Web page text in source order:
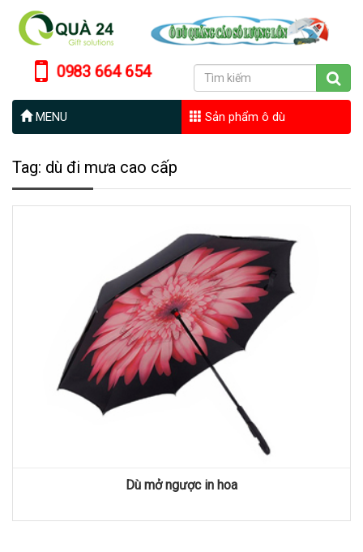
0983 664 654
MENU Sản phẩm ô dù
Tag: dù đi mưa cao cấp
Dù mở ngược in hoa